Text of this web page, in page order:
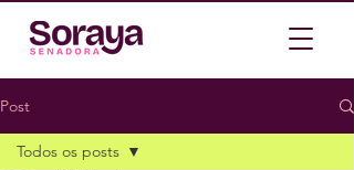
Post
Todos os posts